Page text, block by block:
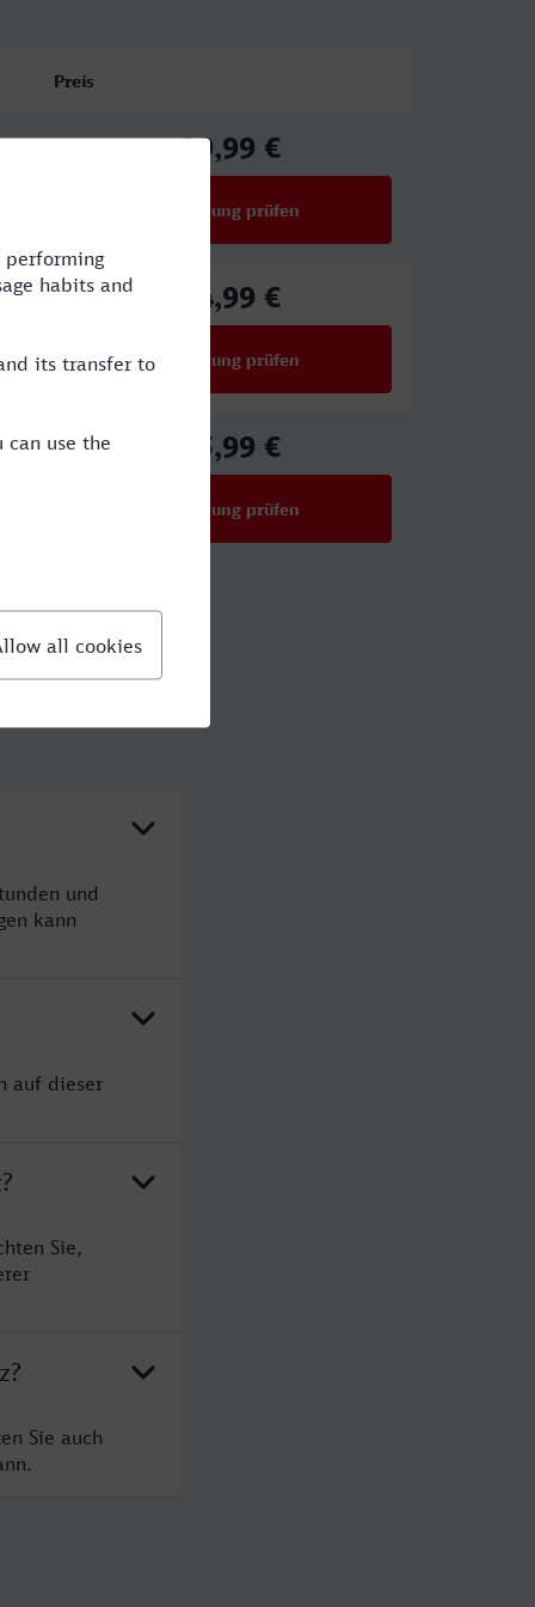
Preis
39,99 €
Verbindung prüfen
54,99 €
Verbindung prüfen
45,99 €
Verbindung prüfen
und
kann
auf dieser
Sie,
Sie auch